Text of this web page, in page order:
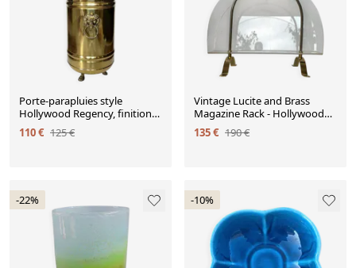
Porte-parapluies style
Hollywood Regency, finition
laiton et motif lio
110 € 125 €
Vintage Lucite and Brass
Magazine Rack - Hollywood
Regency - 1970s
135 € 190 €
-22% -10%